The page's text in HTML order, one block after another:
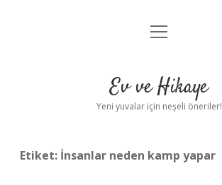
Anasayfa
Yasal Uyarı
menüyü
Ev ve Hikaye
Yeni yuvalar için neşeli öneriler!
Etiket: İnsanlar neden kamp yapar